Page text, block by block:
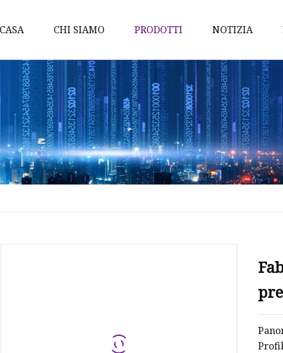
CASA CHI SIAMO PRODOTTI
Wok
Padelle
Casseruola
Pentola per salsa
Set di pentole
NOTIZIA